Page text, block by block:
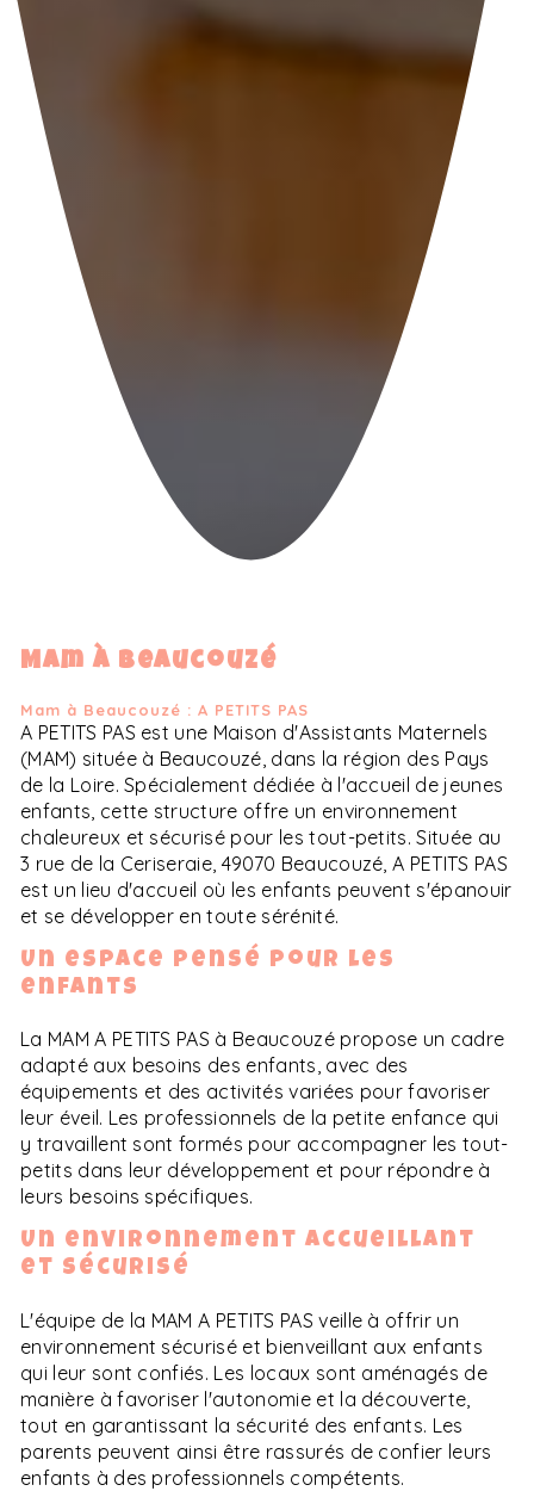
Mam à Beaucouzé
Mam à Beaucouzé : A PETITS PAS
A PETITS PAS est une Maison d'Assistants Maternels
(MAM) située à Beaucouzé, dans la région des Pays
de la Loire. Spécialement dédiée à l'accueil de jeunes
enfants, cette structure offre un environnement
chaleureux et sécurisé pour les tout-petits. Située au
3 rue de la Ceriseraie, 49070 Beaucouzé, A PETITS PAS
est un lieu d'accueil où les enfants peuvent s'épanouir
et se développer en toute sérénité.
Un espace pensé pour les
enfants
La MAM A PETITS PAS à Beaucouzé propose un cadre
adapté aux besoins des enfants, avec des
équipements et des activités variées pour favoriser
leur éveil. Les professionnels de la petite enfance qui
y travaillent sont formés pour accompagner les tout-
petits dans leur développement et pour répondre à
leurs besoins spécifiques.
Un environnement accueillant
et sécurisé
L'équipe de la MAM A PETITS PAS veille à offrir un
environnement sécurisé et bienveillant aux enfants
qui leur sont confiés. Les locaux sont aménagés de
manière à favoriser l'autonomie et la découverte,
tout en garantissant la sécurité des enfants. Les
parents peuvent ainsi être rassurés de confier leurs
enfants à des professionnels compétents.